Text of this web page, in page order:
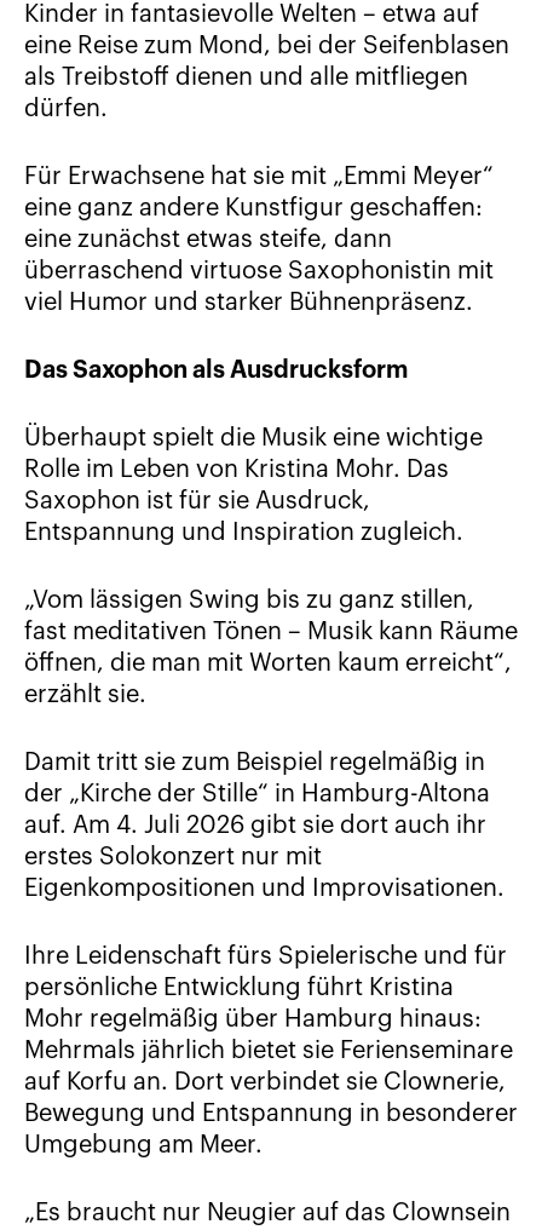
Kinder in fantasievolle Welten – etwa auf
eine Reise zum Mond, bei der Seifenblasen
als Treibstoff dienen und alle mitfliegen
dürfen.
Für Erwachsene hat sie mit „Emmi Meyer“
eine ganz andere Kunstfigur geschaffen:
eine zunächst etwas steife, dann
überraschend virtuose Saxophonistin mit
viel Humor und starker Bühnenpräsenz.
Das Saxophon als Ausdrucksform
Überhaupt spielt die Musik eine wichtige
Rolle im Leben von Kristina Mohr. Das
Saxophon ist für sie Ausdruck,
Entspannung und Inspiration zugleich.
„Vom lässigen Swing bis zu ganz stillen,
fast meditativen Tönen – Musik kann Räume
öffnen, die man mit Worten kaum erreicht“,
erzählt sie.
Damit tritt sie zum Beispiel regelmäßig in
der „Kirche der Stille“ in Hamburg-Altona
auf. Am 4. Juli 2026 gibt sie dort auch ihr
erstes Solokonzert nur mit
Eigenkompositionen und Improvisationen.
Ihre Leidenschaft fürs Spielerische und für
persönliche Entwicklung führt Kristina
Mohr regelmäßig über Hamburg hinaus:
Mehrmals jährlich bietet sie Ferienseminare
auf Korfu an. Dort verbindet sie Clownerie,
Bewegung und Entspannung in besonderer
Umgebung am Meer.
„Es braucht nur Neugier auf das Clownsein